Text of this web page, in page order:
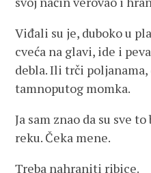
Viđali su je, duboko u
cveća na glavi, ide i
debla. Ili trči
tamnoputog momka.
Ja sam znao da su sve
reku. Čeka mene.
Treba nahraniti ribice.